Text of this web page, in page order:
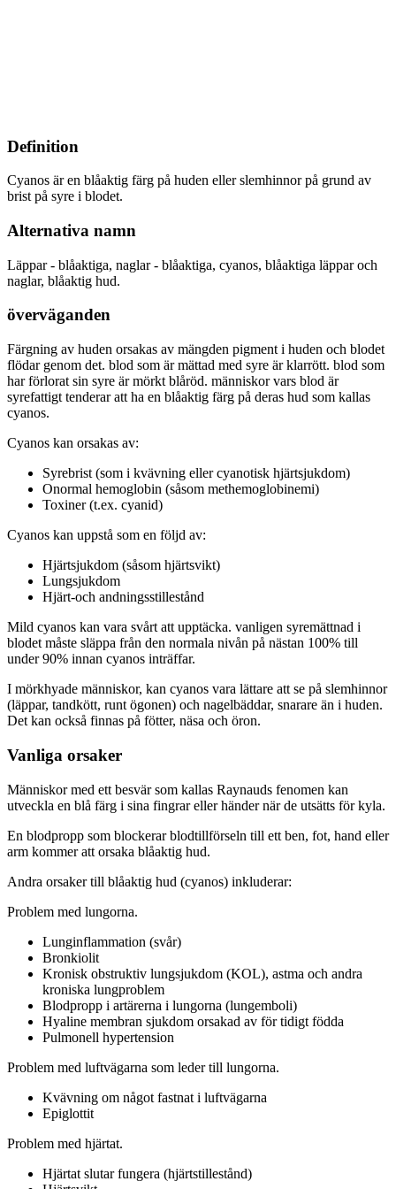
Definition
Cyanos är en blåaktig färg på huden eller slemhinnor på grund av
brist på syre i blodet.
Alternativa namn
Läppar - blåaktiga, naglar - blåaktiga, cyanos, blåaktiga läppar och
naglar, blåaktig hud.
överväganden
Färgning av huden orsakas av mängden pigment i huden och blodet
flödar genom det. blod som är mättad med syre är klarrött. blod som
har förlorat sin syre är mörkt blåröd. människor vars blod är
syrefattigt tenderar att ha en blåaktig färg på deras hud som kallas
cyanos.
Cyanos kan orsakas av:
Syrebrist (som i kvävning eller cyanotisk hjärtsjukdom)
Onormal hemoglobin (såsom methemoglobinemi)
Toxiner (t.ex. cyanid)
Cyanos kan uppstå som en följd av:
Hjärtsjukdom (såsom hjärtsvikt)
Lungsjukdom
Hjärt-och andningsstillestånd
Mild cyanos kan vara svårt att upptäcka. vanligen syremättnad i
blodet måste släppa från den normala nivån på nästan 100% till
under 90% innan cyanos inträffar.
I mörkhyade människor, kan cyanos vara lättare att se på slemhinnor
(läppar, tandkött, runt ögonen) och nagelbäddar, snarare än i huden.
Det kan också finnas på fötter, näsa och öron.
Vanliga orsaker
Människor med ett besvär som kallas Raynauds fenomen kan
utveckla en blå färg i sina fingrar eller händer när de utsätts för kyla.
En blodpropp som blockerar blodtillförseln till ett ben, fot, hand eller
arm kommer att orsaka blåaktig hud.
Andra orsaker till blåaktig hud (cyanos) inkluderar:
Problem med lungorna.
Lunginflammation (svår)
Bronkiolit
Kronisk obstruktiv lungsjukdom (KOL), astma och andra
kroniska lungproblem
Blodpropp i artärerna i lungorna (lungemboli)
Hyaline membran sjukdom orsakad av för tidigt födda
Pulmonell hypertension
Problem med luftvägarna som leder till lungorna.
Kvävning om något fastnat i luftvägarna
Epiglottit
Problem med hjärtat.
Hjärtat slutar fungera (hjärtstillestånd)